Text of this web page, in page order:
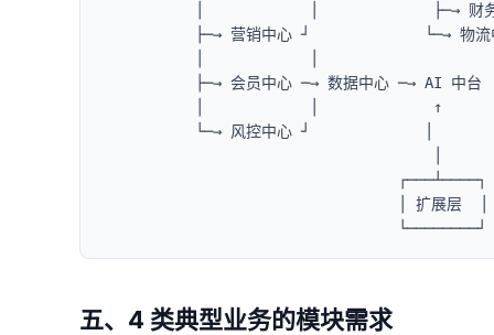
│            │             ├─→ 财
├─→ 营销中心 ┘             └─→ 物流
           ├─→ 会员中心 ─→ 数据中心 ─→ AI 中台
           │            │             ↑
           └─→ 风控中心 ┘             │
                                  ┌───┴────┐
│ 扩展层  │
                                  └────────┘
五、4 类典型业务的模块需求